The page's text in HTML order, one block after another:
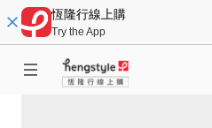
恆隆行線上購
Try the App